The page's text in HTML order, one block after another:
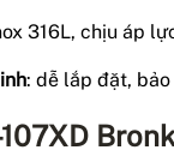
316L, chịu áp
: dễ lắp đặt,